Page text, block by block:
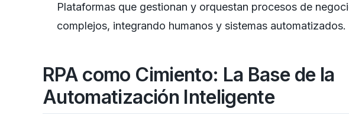
Plataformas que gestionan y orquestan procesos de
complejos, integrando humanos y sistemas automatizados.
RPA como Cimiento: La Base de la
Automatización Inteligente